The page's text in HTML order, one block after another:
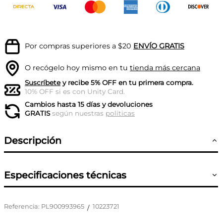
Por compras superiores a $20 ENVÍO GRATIS
O recógelo hoy mismo en tu tienda más cercana
Suscríbetey recibe 5% OFF en tu primera compra.
10% OFF si es con Unity Card.
Cambios hasta 15 días y devoluciones
GRATISsegún nuestras políticas
Descripción
Especificaciones técnicas
Referencia: PL900993965 / 10223721